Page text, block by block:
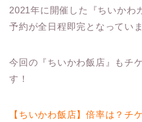
2021年に開催した『ちいかわ
予約が全日程即完となっていま
今回の『ちいかわ飯店』もチ
す！
【ちいかわ飯店】倍率は？チ